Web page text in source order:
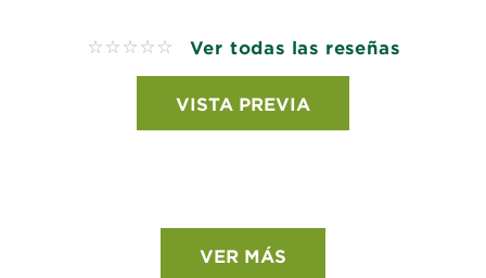
No reviews Ver todas las reseñas
VISTA PREVIA
VER MÁS